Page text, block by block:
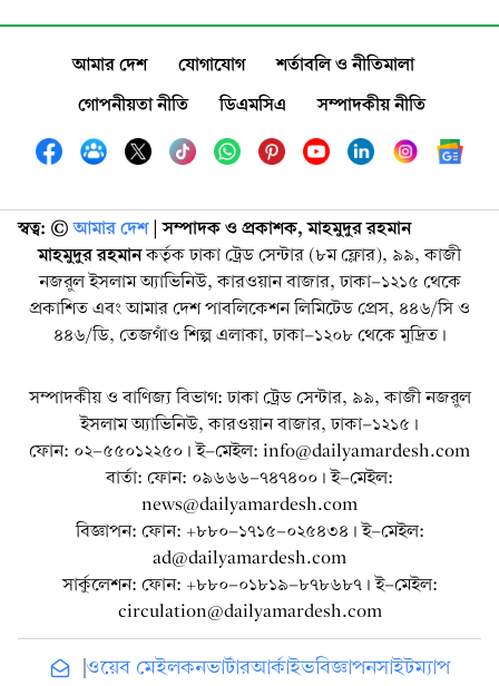
আমার দেশ যোগাযোগ
শর্তাবলি ও নীতিমালা
গোপনীয়তা নীতি
ডিএমসিএ সম্পাদকীয় নীতি
স্বত্ব: ©️ আমার দেশ| সম্পাদক ও প্রকাশক, মাহমুদুর রহমান
মাহমুদুর রহমানকর্তৃক ঢাকা ট্রেড সেন্টার (৮ম ফ্লোর), ৯৯, কাজী
নজরুল ইসলাম অ্যাভিনিউ, কারওয়ান বাজার, ঢাকা-১২১৫ থেকে
প্রকাশিত এবং আমার দেশ পাবলিকেশন লিমিটেড প্রেস, ৪৪৬/সি ও
৪৪৬/ডি, তেজগাঁও শিল্প এলাকা, ঢাকা-১২০৮ থেকে মুদ্রিত।
সম্পাদকীয় ও বাণিজ্য বিভাগ: ঢাকা ট্রেড সেন্টার, ৯৯, কাজী নজরুল
ইসলাম অ্যাভিনিউ, কারওয়ান বাজার, ঢাকা-১২১৫।
ফোন: ০২-৫৫০১২২৫০। ই-মেইল: info@dailyamardesh.com
বার্তা: ফোন: ০৯৬৬৬-৭৪৭৪০০। ই-মেইল:
news@dailyamardesh.com
বিজ্ঞাপন: ফোন: +৮৮০-১৭১৫-০২৫৪৩৪ । ই-মেইল:
ad@dailyamardesh.com
সার্কুলেশন: ফোন: +৮৮০-০১৮১৯-৮৭৮৬৮৭ । ই-মেইল:
circulation@dailyamardesh.com
ওয়েব মেইলকনভার্টারআর্কাইভবিজ্ঞাপনসাইটম্যাপ